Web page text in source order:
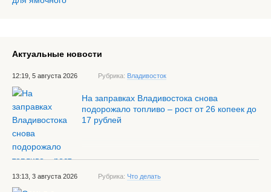
Актуальные новости
12:19, 5 августа 2026 Рубрика: Владивосток
На заправках Владивостока снова
подорожало топливо – рост от 26 копеек до
17 рублей
13:13, 3 августа 2026 Рубрика: Что делать